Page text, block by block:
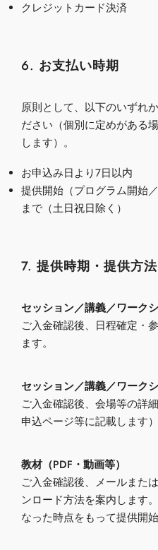
クレジットカード決済
6. お支払い時期
原則として、以下のいずれ
ださい（個別に定めがある
します）。
お申込み日より7日以内
提供開始（プログラム開始
まで（土日祝日除く）
7. 提供時期・提供方法
セッション／講義／ワーク
ご入金確認後、日程確定・
ます。
セッション／講義／ワーク
ご入金確認後、会場等の詳
申込ページ等に記載します）
教材（PDF・動画等）
ご入金確認後、メールまた
ンロード方法を案内します
なった時点をもって提供開始